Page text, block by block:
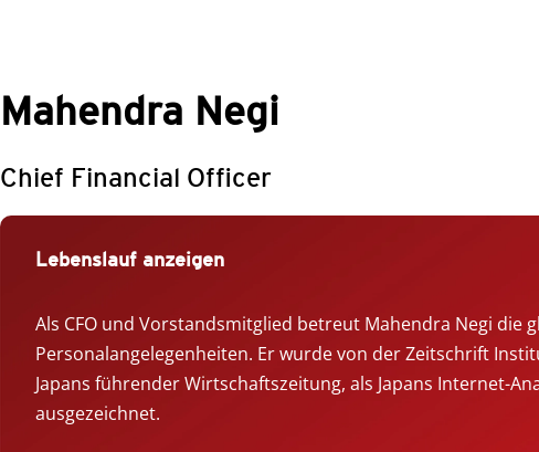
Mahendra Negi
Chief Financial Officer
Lebenslauf anzeigen
Als CFO und Vorstandsmitglied betreut Mahendra Negi die
Personalangelegenheiten. Er wurde von der Zeitschrift
Japans führender Wirtschaftszeitung, als Japans Internet-
ausgezeichnet.